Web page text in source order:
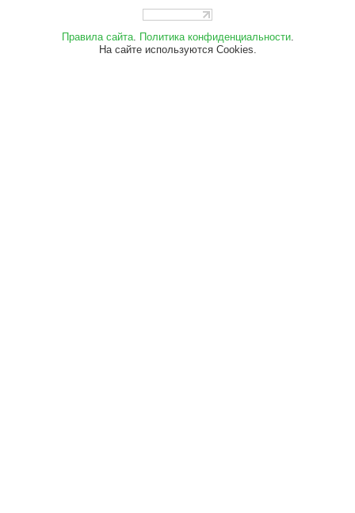
Правила сайта. Политика конфиденциальности.
На сайте используются Cookies.